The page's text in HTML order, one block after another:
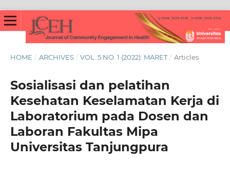
HOME / ARCHIVES / VOL. 5 NO. 1 (2022): MARET / Articles
Sosialisasi dan pelatihan
Kesehatan Keselamatan Kerja di
Laboratorium pada Dosen dan
Laboran Fakultas Mipa
Universitas Tanjungpura